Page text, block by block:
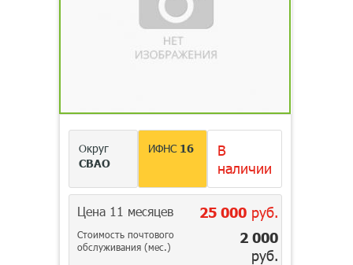
Округ
СВАО
ИФНС 16
В
наличии
Цена 11 месяцев 25 000руб.
Стоимость почтового
обслуживания (мес.)
2 000
руб.